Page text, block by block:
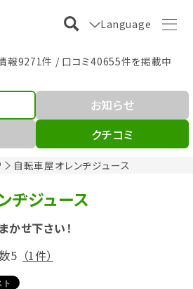
Language
報9271件 / 口コミ40655件を掲載中
自転車屋オレンヂジュース
お知らせ
クチコミ
ヂジュース
かせ下さい！
5 （1件）